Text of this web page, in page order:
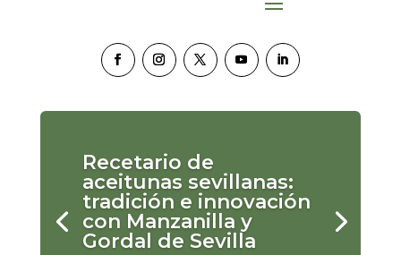
Recetario de
aceitunas sevillanas:
tradición e innovación
con Manzanilla y
Gordal de Sevilla